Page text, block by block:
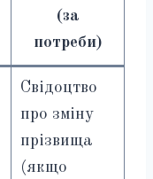
(за
потреби)
Свідоцтво
про зміну
прізвища
(якщо